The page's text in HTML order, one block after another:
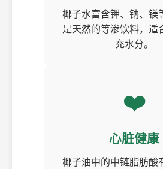
椰子水富含钾、钠、镁
是天然的等渗饮料，适
充水分。
❤️
心脏健康
椰子油中的中链脂肪酸